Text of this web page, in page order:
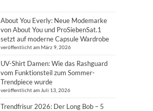
About You Everly: Neue Modemarke
von About You und ProSiebenSat.1
setzt auf moderne Capsule Wardrobe
veröffentlicht am März 9, 2026
UV-Shirt Damen: Wie das Rashguard
vom Funktionsteil zum Sommer-
Trendpiece wurde
veröffentlicht am Juli 13, 2026
Trendfrisur 2026: Der Long Bob – 5